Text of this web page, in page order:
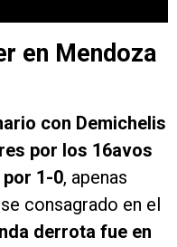
en Mendoza
con Demichelis
por los 16avos
por 1-0, apenas
consagrado en el
derrota fue en